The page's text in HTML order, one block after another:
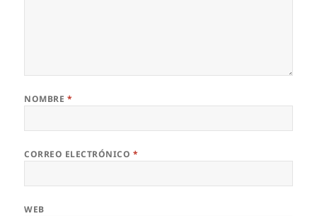
NOMBRE *
CORREO ELECTRÓNICO *
WEB